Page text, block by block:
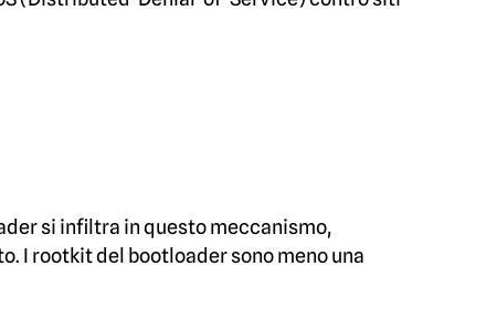
si infiltra in questo meccanismo,
I rootkit del bootloader sono meno una